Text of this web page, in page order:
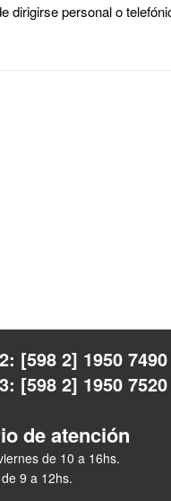
dirigirse personal o
[598 2] 1950 7490
[598 2] 1950 7520
de atención
de 10 a 16hs.
9 a 12hs.